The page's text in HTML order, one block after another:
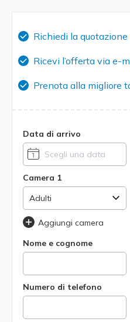
Richiedi la
Ricevi l’offerta via e-
Prenota alla migliore
Data di arrivo
Camera 1
Aggiungi camera
Nome e cognome
Numero di telefono